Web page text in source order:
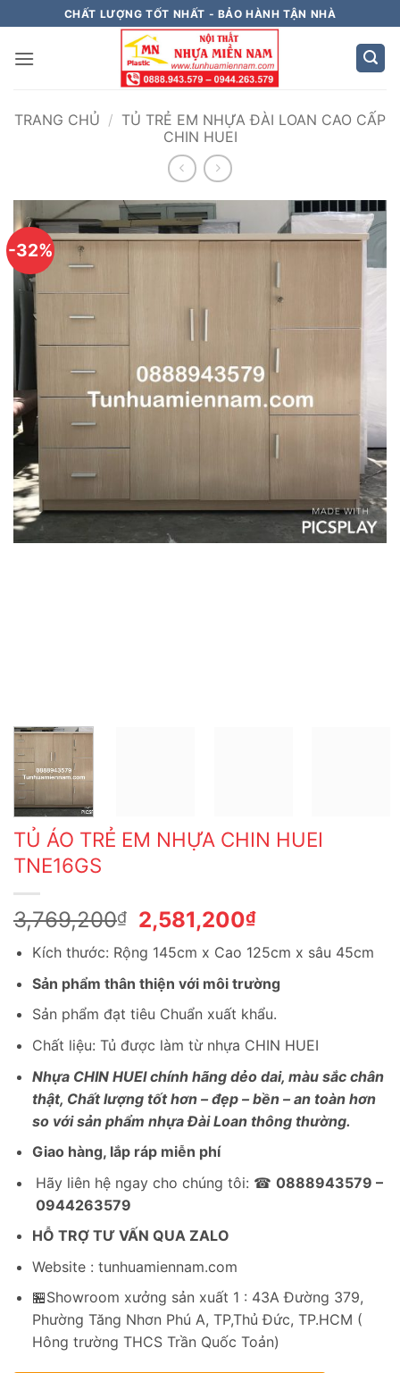
qua
nội
CHẤT LƯỢNG TỐT NHẤT - BẢO HÀNH TẬN NHÀ
TRANG CHỦ / TỦ TRẺ EM NHỰA ĐÀI LOAN CAO CẤP
CHIN HUEI
-32%
TỦ ÁO TRẺ EM NHỰA CHIN HUEI
TNE16GS
3,769,200₫
Giá
gốc
là:
3,769,200₫.
2,581,200₫Giá
hiện
tại
là:
2,581,200₫.
Kích thước: Rộng 145cm x Cao 125cm x sâu 45cm
Sản phẩm thân thiện với môi trường
Sản phẩm đạt tiêu Chuẩn xuất khẩu.
Chất liệu: Tủ được làm từ nhựa CHIN HUEI
Nhựa CHIN HUEI chính hãng dẻo dai, màu sắc chân
thật, Chất lượng tốt hơn – đẹp – bền – an toàn hơn
so với sản phẩm nhựa Đài Loan thông thường.
Giao hàng, lắp ráp miễn phí
Hãy liên hệ ngay cho chúng tôi: ☎ 0888943579 –
0944263579
HỖ TRỢ TƯ VẤN QUA ZALO
Website : tunhuamiennam.com
🏪Showroom xưởng sản xuất 1 : 43A Đường 379,
Phường Tăng Nhơn Phú A, TP,Thủ Đức, TP.HCM (
Hông trường THCS Trần Quốc Toản)